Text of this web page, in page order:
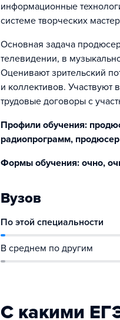
информационные
системе творческих
Основная задача
телевидении, в
Оценивают зрительский
и коллективов. Участвуют
трудовые договоры с
Профили обучения:
радиопрограмм,
Формы обучения: очно,
Вузов
По этой специальности
В среднем по другим
С какими